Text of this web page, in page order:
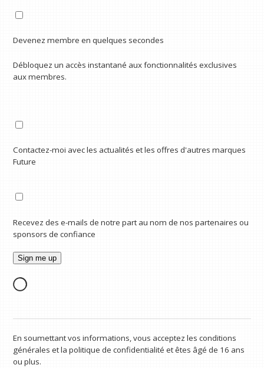
Devenez membre en quelques secondes
Débloquez un accès instantané aux fonctionnalités exclusives
aux membres.
Contactez-moi avec les actualités et les offres d'autres marques
Future
Recevez des e-mails de notre part au nom de nos partenaires ou
sponsors de confiance
En soumettant vos informations, vous acceptez les conditions
générales et la politique de confidentialité et êtes âgé de 16 ans
ou plus.